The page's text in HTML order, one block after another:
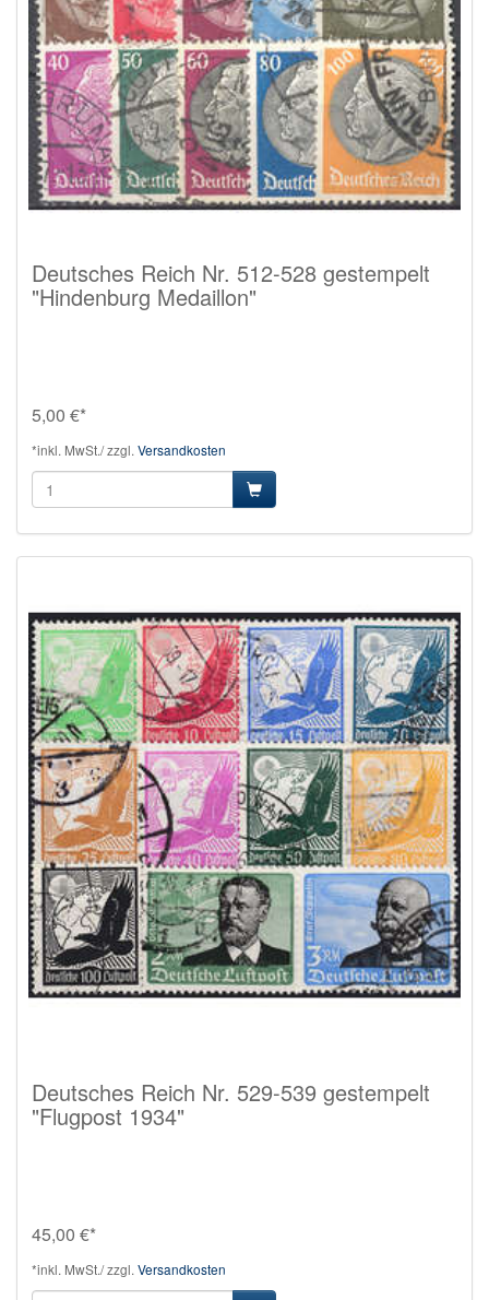
Deutsches Reich Nr. 512-528 gestempelt
"Hindenburg Medaillon"
5,00 €*
*inkl. MwSt./ zzgl. Versandkosten
Deutsches Reich Nr. 529-539 gestempelt
"Flugpost 1934"
45,00 €*
*inkl. MwSt./ zzgl. Versandkosten